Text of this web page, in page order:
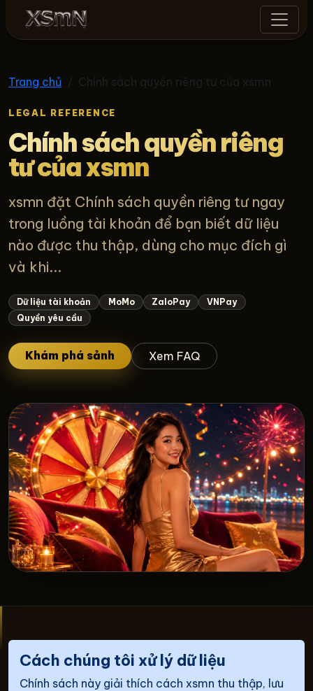
xsmn
Trang chủ Chính sách quyền riêng tư của xsmn
LEGAL REFERENCE
Chính sách quyền riêng
tư của xsmn
xsmn đặt Chính sách quyền riêng tư ngay
trong luồng tài khoản để bạn biết dữ liệu
nào được thu thập, dùng cho mục đích gì
và khi...
Dữ liệu tài khoản MoMo ZaloPay
VNPay
Quyền yêu cầu
Khám phá sảnh Xem FAQ
Cách chúng tôi xử lý dữ liệu
Chính sách này giải thích cách xsmn thu thập, lưu